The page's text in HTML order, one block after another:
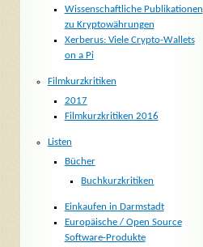
Wissenschaftliche Publikationen
zu Kryptowährungen
Xerberus: Viele Crypto-Wallets
on a Pi
Filmkurzkritiken
2017
Filmkurzkritiken 2016
Listen
Bücher
Buchkurzkritiken
Einkaufen in Darmstadt
Europäische / Open Source
Software-Produkte